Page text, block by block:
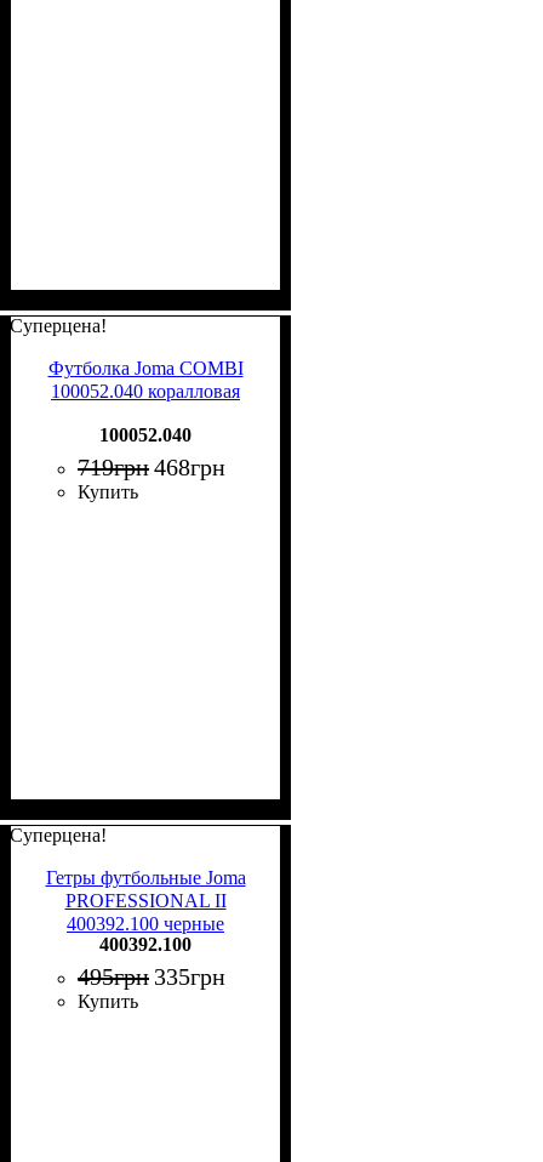
Суперцена!
Футболка Joma COMBI
100052.040 коралловая
100052.040
719грн468грн
Купить
Суперцена!
Гетры футбольные Joma
PROFESSIONAL II
400392.100 черные
400392.100
495грн 335грн
Купить